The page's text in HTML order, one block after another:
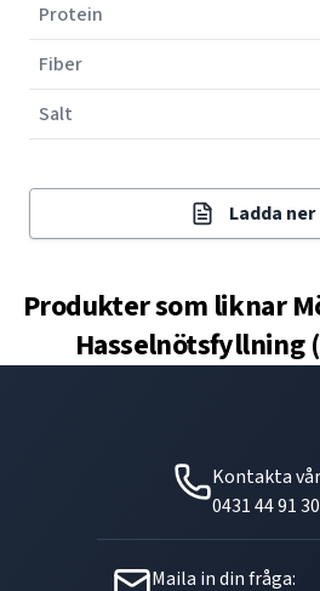
Protein
Fiber
Salt
Ladda ner
Produkter som liknar
Hasselnötsfyllning
Kontakta
0431 44 91 30
Maila in din fråga: